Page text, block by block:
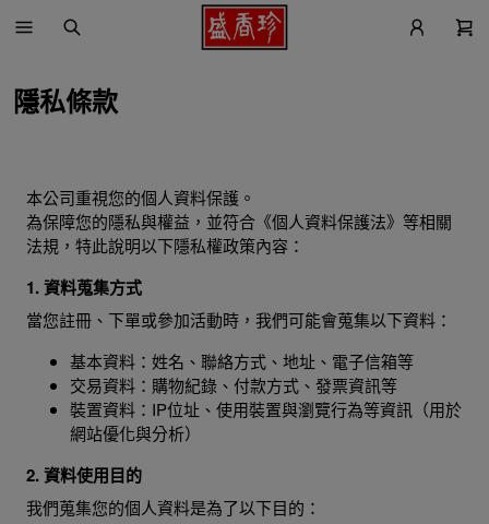
隱私條款
本公司重視您的個人資料保護。
為保障您的隱私與權益，並符合《個人資料保護法》等相關
法規，特此說明以下隱私權政策內容：
1. 資料蒐集方式
當您註冊、下單或參加活動時，我們可能會蒐集以下資料：
基本資料：姓名、聯絡方式、地址、電子信箱等
交易資料：購物紀錄、付款方式、發票資訊等
裝置資料：IP位址、使用裝置與瀏覽行為等資訊（用於
網站優化與分析）
2. 資料使用目的
我們蒐集您的個人資料是為了以下目的：